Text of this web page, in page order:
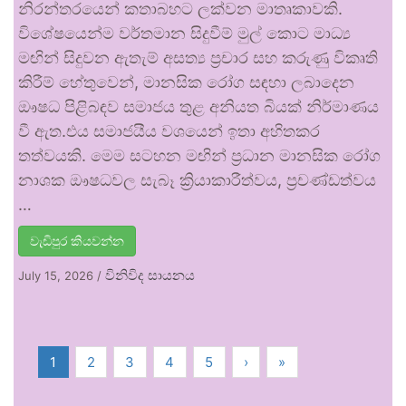
නිරන්තරයෙන් කතාබහට ලක්වන මාතෘකාවකි.
විශේෂයෙන්ම වර්තමාන සිදුවීම් මුල් කොට මාධ්‍ය
මඟින් සිදුවන ඇතැම් අසත්‍ය ප්‍රචාර සහ කරුණු විකෘති
කිරීම් හේතුවෙන්, මානසික රෝග සඳහා ලබාදෙන
ඖෂධ පිළිබඳව සමාජය තුළ අනියත බියක් නිර්මාණය
වී ඇත.එය සමාජයීය වශයෙන් ඉතා අහිතකර
තත්වයකි. මෙම සටහන මඟින් ප්‍රධාන මානසික රෝග
නාශක ඖෂධවල සැබෑ ක්‍රියාකාරීත්වය, ප්‍රචණ්ඩත්වය
…
වැඩිපුර කියවන්න
July 15, 2026 / විනිවිද සායනය
1 2 3 4 5 › »